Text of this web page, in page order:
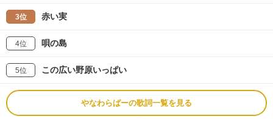
3位 赤い実
4位 唄の島
5位 この広い野原いっぱい
やなわらばーの歌詞一覧を見る